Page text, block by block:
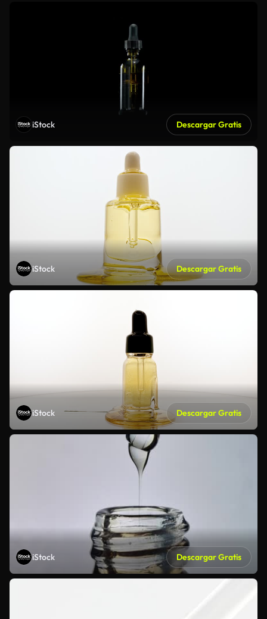
iStock Descargar Gratis
iStock Descargar Gratis
iStock Descargar Gratis
iStock Descargar Gratis